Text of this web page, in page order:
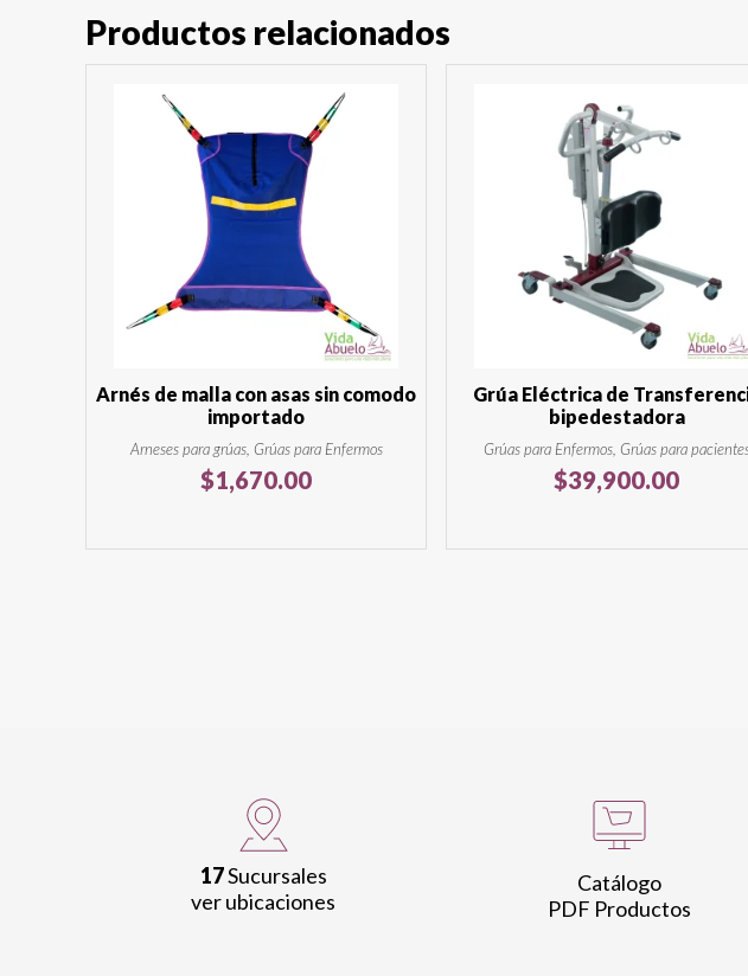
Productos relacionados
Arnés de malla con asas sin comodo
importado
Arneses para grúas, Grúas para Enfermos
$1,670.00
Grúa Eléctrica de
bipedestadora
Grúas para Enfermos, Grúas para
$39,900.00
17Sucursales
ver ubicaciones
Catálogo
PDF Productos